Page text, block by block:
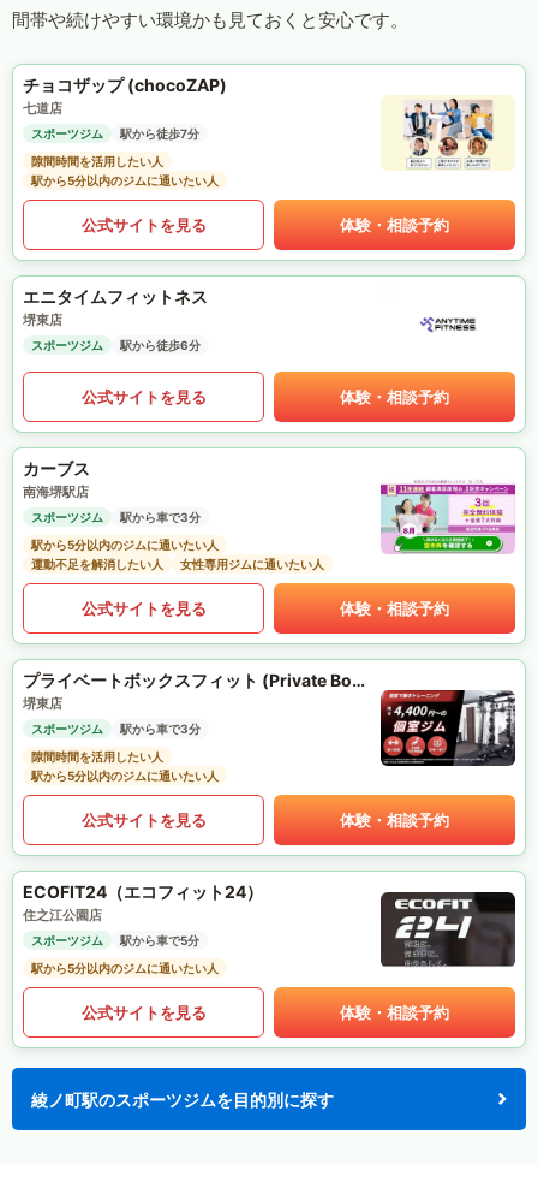
間帯や続けやすい環境かも見ておくと安心です。
チョコザップ (chocoZAP)
七道店
スポーツジム
駅から徒歩7分
隙間時間を活用したい人
駅から5分以内のジムに通いたい人
公式サイトを見る 体験・相談予約
エニタイムフィットネス
堺東店
スポーツジム 駅から徒歩6分
公式サイトを見る 体験・相談予約
カーブス
南海堺駅店
スポーツジム
駅から車で3分
駅から5分以内のジムに通いたい人
運動不足を解消したい人
女性専用ジムに通いたい人
公式サイトを見る 体験・相談予約
プライベートボックスフィット (Private Box Fit)
堺東店
スポーツジム
駅から車で3分
隙間時間を活用したい人
駅から5分以内のジムに通いたい人
公式サイトを見る 体験・相談予約
ECOFIT24（エコフィット24）
住之江公園店
スポーツジム
駅から車で5分
駅から5分以内のジムに通いたい人
公式サイトを見る 体験・相談予約
綾ノ町駅のスポーツジムを目的別に探す